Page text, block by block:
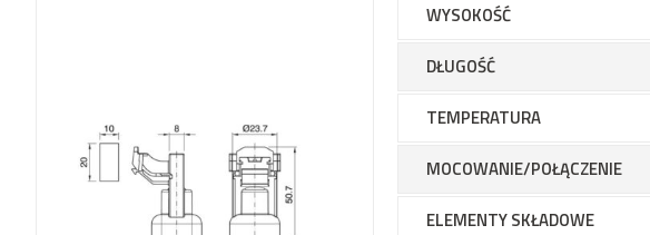
WYSOKOŚĆ
DŁUGOŚĆ
TEMPERATURA
MOCOWANIE/POŁĄCZENIE
ELEMENTY SKŁADOWE